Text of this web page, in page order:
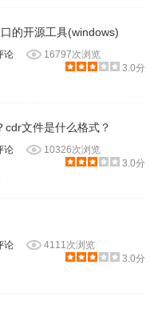
的开源工具(windows)
论
16797次浏览
3.0分
cdr文件是什么格式？
论
10326次浏览
3.0分
论
4111次浏览
3.0分